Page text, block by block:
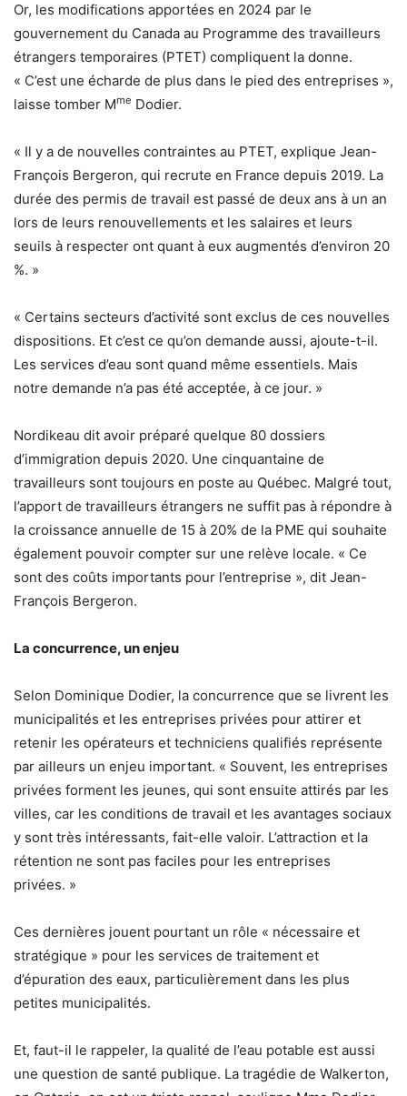
Or, les modifications apportées en 2024 par le
gouvernement du Canada au Programme des travailleurs
étrangers temporaires (PTET) compliquent la donne.
« C’est une écharde de plus dans le pied des entreprises »,
laisse tomber Mme Dodier.
« Il y a de nouvelles contraintes au PTET, explique Jean-
François Bergeron, qui recrute en France depuis 2019. La
durée des permis de travail est passé de deux ans à un an
lors de leurs renouvellements et les salaires et leurs
seuils à respecter ont quant à eux augmentés d’environ 20
%. »
« Certains secteurs d’activité sont exclus de ces nouvelles
dispositions. Et c’est ce qu’on demande aussi, ajoute-t-il.
Les services d’eau sont quand même essentiels. Mais
notre demande n’a pas été acceptée, à ce jour. »
Nordikeau dit avoir préparé quelque 80 dossiers
d’immigration depuis 2020. Une cinquantaine de
travailleurs sont toujours en poste au Québec. Malgré tout,
l’apport de travailleurs étrangers ne suffit pas à répondre à
la croissance annuelle de 15 à 20% de la PME qui souhaite
également pouvoir compter sur une relève locale. « Ce
sont des coûts importants pour l’entreprise », dit Jean-
François Bergeron.
La concurrence, un enjeu
Selon Dominique Dodier, la concurrence que se livrent les
municipalités et les entreprises privées pour attirer et
retenir les opérateurs et techniciens qualifiés représente
par ailleurs un enjeu important. « Souvent, les entreprises
privées forment les jeunes, qui sont ensuite attirés par les
villes, car les conditions de travail et les avantages sociaux
y sont très intéressants, fait-elle valoir. L’attraction et la
rétention ne sont pas faciles pour les entreprises
privées. »
Ces dernières jouent pourtant un rôle « nécessaire et
stratégique » pour les services de traitement et
d’épuration des eaux, particulièrement dans les plus
petites municipalités.
Et, faut-il le rappeler, la qualité de l’eau potable est aussi
une question de santé publique. La tragédie de Walkerton,